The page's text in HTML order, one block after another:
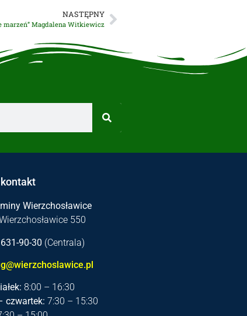
NASTĘPNY
marzeń” Magdalena Witkiewicz
Wierzchosławice
550
631-90-30 (Centrala)
8:00 – 16:30
czwartek: 7:30 – 15:30